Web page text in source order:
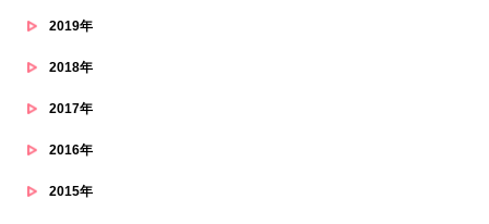
2019年
2018年
2017年
2016年
2015年